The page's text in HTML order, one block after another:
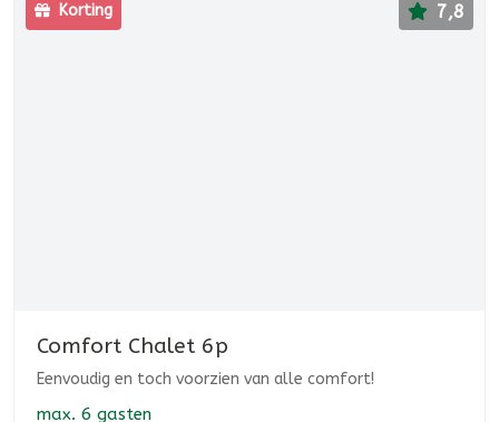
Korting 7,8
Comfort Chalet 6p
Eenvoudig en toch voorzien van alle comfort!
max. 6 gasten